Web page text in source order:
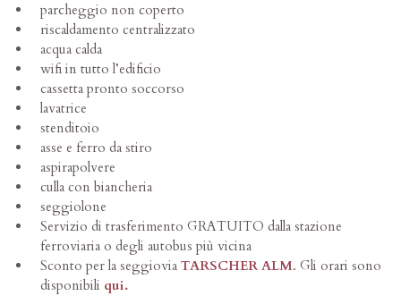
parcheggio non coperto
riscaldamento centralizzato
acqua calda
wifi in tutto l’edificio
cassetta pronto soccorso
lavatrice
stenditoio
asse e ferro da stiro
aspirapolvere
culla con biancheria
seggiolone
Servizio di trasferimento GRATUITO dalla stazione
ferroviaria o degli autobus più vicina
Sconto per la seggiovia TARSCHER ALM. Gli orari sono
disponibili qui.